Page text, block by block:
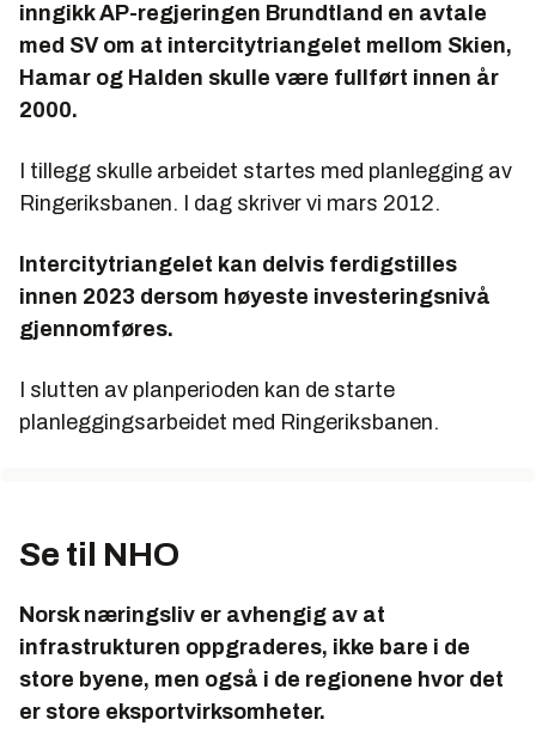
inngikk AP-regjeringen Brundtland en avtale
med SV om at intercitytriangelet mellom Skien,
Hamar og Halden skulle være fullført innen år
2000.
I tillegg skulle arbeidet startes med planlegging av
Ringeriksbanen. I dag skriver vi mars 2012.
Intercitytriangelet kan delvis ferdigstilles
innen 2023 dersom høyeste investeringsnivå
gjennomføres.
I slutten av planperioden kan de starte
planleggingsarbeidet med Ringeriksbanen.
Se til NHO
Norsk næringsliv er avhengig av at
infrastrukturen oppgraderes, ikke bare i de
store byene, men også i de regionene hvor det
er store eksportvirksomheter.